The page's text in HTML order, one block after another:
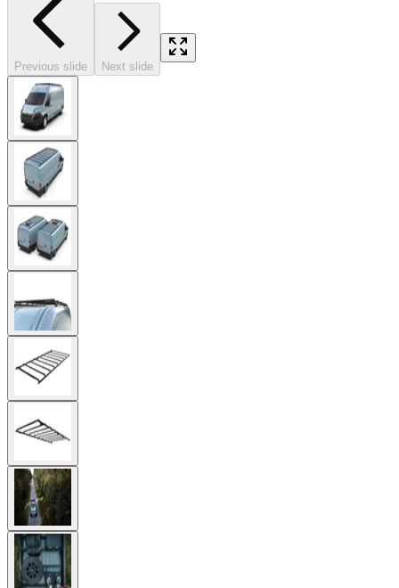
Previous slide Next slide